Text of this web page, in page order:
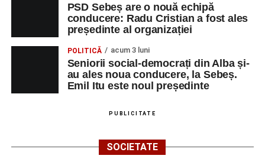
PSD Sebeș are o nouă echipă
conducere: Radu Cristian a fost ales
președinte al organizației
POLITICĂ acum 3 luni
Seniorii social-democrați din Alba și-
au ales noua conducere, la Sebeș.
Emil Itu este noul președinte
PUBLICITATE
SOCIETATE